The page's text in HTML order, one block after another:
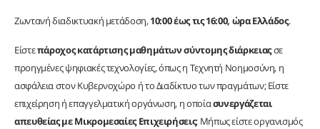
Zωντανή διαδικτυακή μετάδοση,10:00 έως τις 16:00, ώρα Ελλάδος.
Είστεπάροχος κατάρτισης μαθημάτων σύντομης διάρκειαςσε
προηγμένες ψηφιακές τεχνολογίες, όπως η Τεχνητή Νοημοσύνη, η
ασφάλεια στον Κυβερνοχώρο ή το Διαδίκτυο των πραγμάτων; Είστε
επιχείρηση ή επαγγελματική οργάνωση, η οποίασυνεργάζεται
απευθείας με Μικρομεσαίες Επιχειρήσεις; Μήπως είστε οργανισμός